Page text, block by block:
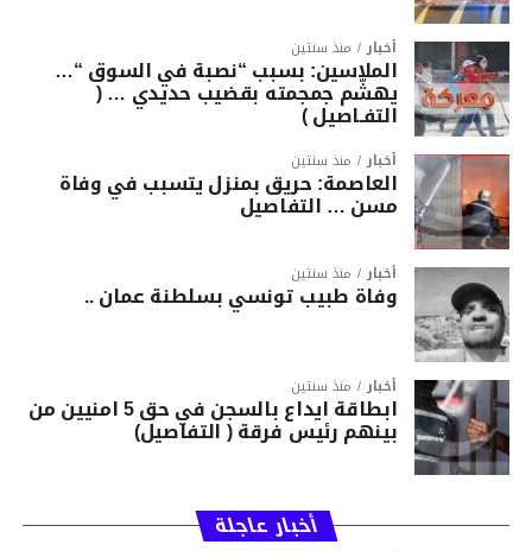
أخبار منذ سنتين
الملاسين: بسبب “نصبة في السوق “…
يهشّم جمجمته بقضيب حديدي … (
التفـاصيل )
أخبار منذ سنتين
العاصمة: حريق بمنزل يتسبب في وفاة
مسن … التفاصيل
أخبار منذ سنتين
وفاة طبيب تونسي بسلطنة عمان ..
أخبار منذ سنتين
ابطاقة ايداع بالسجن في حق 5 امنيين من
بينهم رئيس فرقة ( التفاصيل)
أخبار عاجلة